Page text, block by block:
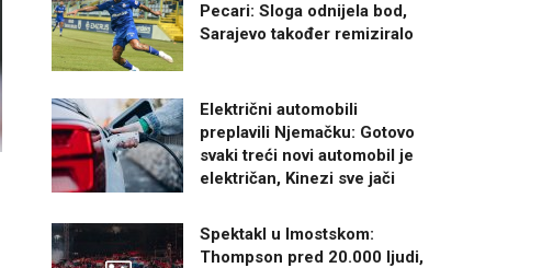
Pecari: Sloga odnijela bod,
Sarajevo također remiziralo
Električni automobili
preplavili Njemačku: Gotovo
svaki treći novi automobil je
električan, Kinezi sve jači
Spektakl u Imostskom:
Thompson pred 20.000 ljudi,